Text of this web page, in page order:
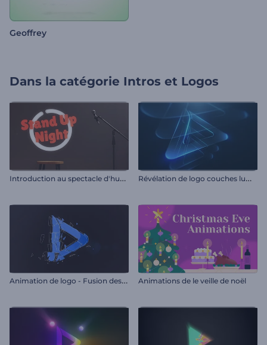
Geoffrey
Dans la catégorie Intros et Logos
I
ntroduction au spectacle d'humour R
évélation de logo couches lumineuses
A
nimation de logo - Fusion des fragments Animations de le veille de noël